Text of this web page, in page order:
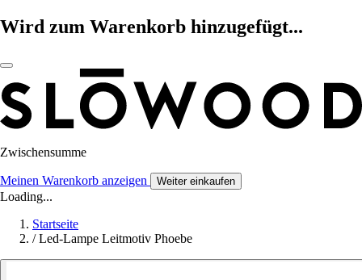
Wird zum Warenkorb hinzugefügt...
Zwischensumme
Meinen Warenkorb anzeigen Weiter einkaufen
Loading...
Startseite
/ Led-Lampe Leitmotiv Phoebe